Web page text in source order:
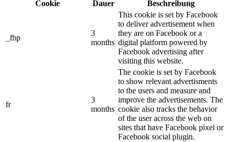
Cookie
Dauer Beschreibung
_fbp
3
months
This cookie is set by Facebook
to deliver advertisement when
they are on Facebook or a
digital platform powered by
Facebook advertising after
visiting this website.
fr
3
months
The cookie is set by Facebook
to show relevant advertisments
to the users and measure and
improve the advertisements. The
cookie also tracks the behavior
of the user across the web on
sites that have Facebook pixel or
Facebook social plugin.